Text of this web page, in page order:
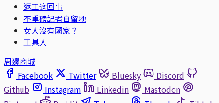
返工这回事
不重磅記者自留地
女人沒有國家？
工具人
周邊商城
Facebook
Twitter Bluesky
Discord
Github
Instagram Linkedin
Mastodon